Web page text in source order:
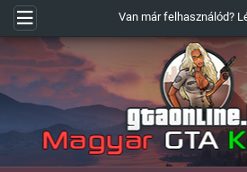
Van már felhasználód?